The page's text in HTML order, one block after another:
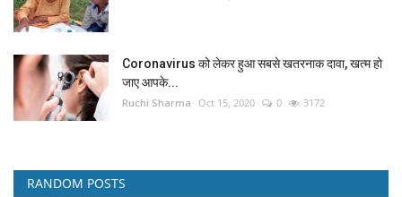
Coronavirus को लेकर हुआ सबसे खतरनाक दावा, खत्म हो
जाए आपके...
Ruchi Sharma Oct 15, 2020 0 3172
RANDOM POSTS